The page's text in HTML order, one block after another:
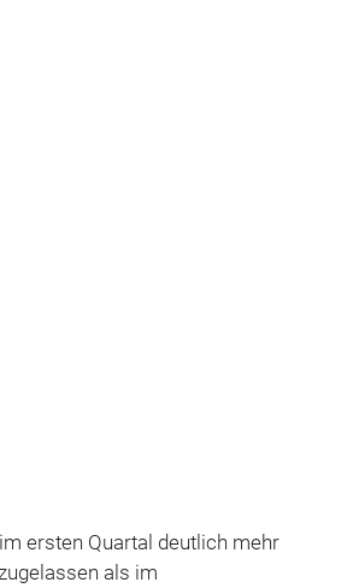
ersten Quartal deutlich mehr
als im